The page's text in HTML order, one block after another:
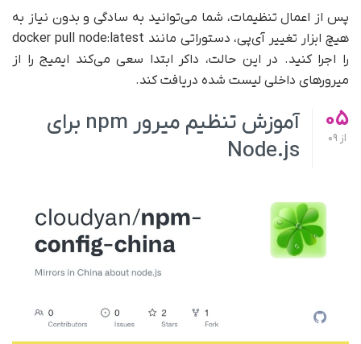
پس از اعمال تنظیمات، شما می‌توانید به سادگی و بدون نیاز به
هیچ ابزار تغییر آی‌پی، دستوراتی مانند docker pull node:latest
را اجرا کنید. در این حالت، داکر ابتدا سعی می‌کند ایمیج را از
میرورهای داخلی لیست شده دریافت کند.
05
از
آموزش تنظیم میرور npm برای
Node.js